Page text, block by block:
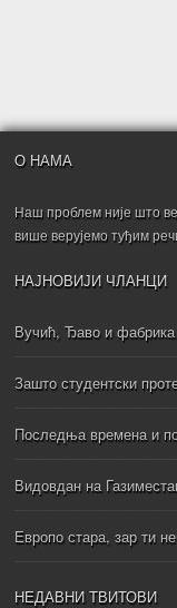
О НАМА
Наш проблем није што
више верујемо туђим
НАЈНОВИЈИ ЧЛАНЦИ
Вучић, Ђаво и
Зашто студентски
Последња времена и
Видовдан на
Европо стара, зар ти
НЕДАВНИ ТВИТОВИ